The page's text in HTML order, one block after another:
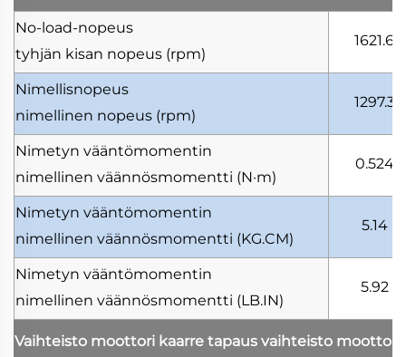
No-load-nopeus
tyhjän kisan nopeus (rpm)
1621.6
Nimellisnopeus
nimellinen nopeus (rpm)
1297.3
Nimetyn vääntömomentin
nimellinen väännösmomentti (N·m)
0.524
Nimetyn vääntömomentin
nimellinen väännösmomentti (KG.CM)
5.14
Nimetyn vääntömomentin
nimellinen väännösmomentti (LB.IN)
5.92
Vaihteisto moottori kaarre tapaus vaihteisto moottori